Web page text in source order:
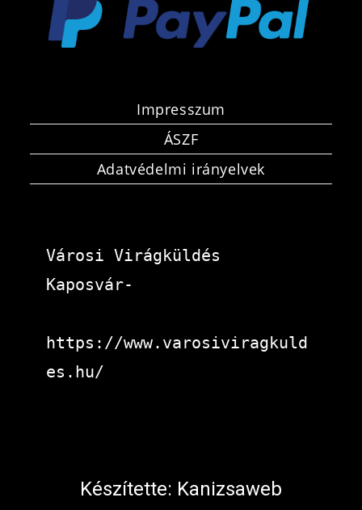
Impresszum
ÁSZF
Adatvédelmi irányelvek
Városi Virágküldés
Kaposvár-
https://www.varosiviragkuld
es.hu/
Készítette: Kanizsaweb